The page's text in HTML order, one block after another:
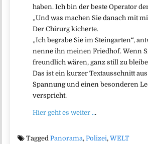
haben. Ich bin der beste Operator
„Und was machen Sie danach mit
Der Chirurg kicherte.
„Ich begrabe Sie im Steingarten“,
nenne ihn meinen Friedhof. Wenn
freundlich wären, ganz still zu
Das ist ein kurzer Textausschnitt
Spannung und einen besonderen
verspricht.
Hier geht es weiter ...
TaggedPanorama,Polizei,WELT